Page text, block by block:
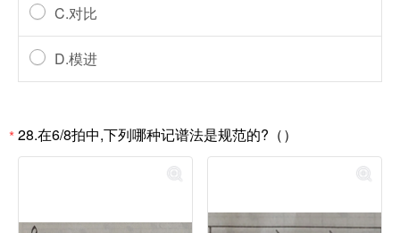
C.对比
D.模进
*28.在6/8拍中,下列哪种记谱法是规范的?（）